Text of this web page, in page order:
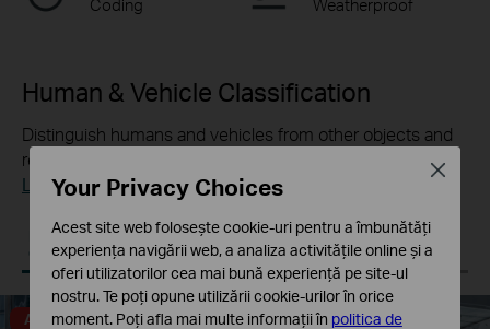
Coding Weatherproof
Human & Vehicle Classification
Distinguish humans and vehicles from other objects and
receive more accurate event notifications.
Learn more about VIGI AI technology >>
Human & Vehicle
Classification
Only Human
Classification On
Only Vehicle
Classification On
Alarm Triggered
Your Privacy Choices
Acest site web folosește cookie-uri pentru a îmbunătăți
experiența navigării web, a analiza activitățile online și a
oferi utilizatorilor cea mai bună experiență pe site-ul
nostru. Te poți opune utilizării cookie-urilor în orice
moment. Poți afla mai multe informații în politica de
Close